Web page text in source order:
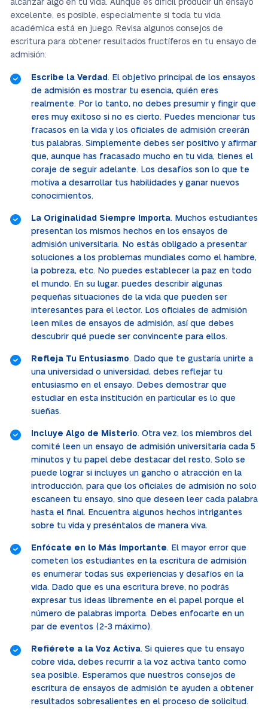
alcanzar algo en tu vida. Aunque es difícil producir un ensayo
excelente, es posible, especialmente si toda tu vida
académica está en juego. Revisa algunos consejos de
escritura para obtener resultados fructíferos en tu ensayo de
admisión:
Escribe la Verdad. El objetivo principal de los ensayos
de admisión es mostrar tu esencia, quién eres
realmente. Por lo tanto, no debes presumir y fingir que
eres muy exitoso si no es cierto. Puedes mencionar tus
fracasos en la vida y los oficiales de admisión creerán
tus palabras. Simplemente debes ser positivo y afirmar
que, aunque has fracasado mucho en tu vida, tienes el
coraje de seguir adelante. Los desafíos son lo que te
motiva a desarrollar tus habilidades y ganar nuevos
conocimientos.
La Originalidad Siempre Importa. Muchos estudiantes
presentan los mismos hechos en los ensayos de
admisión universitaria. No estás obligado a presentar
soluciones a los problemas mundiales como el hambre,
la pobreza, etc. No puedes establecer la paz en todo
el mundo. En su lugar, puedes describir algunas
pequeñas situaciones de la vida que pueden ser
interesantes para el lector. Los oficiales de admisión
leen miles de ensayos de admisión, así que debes
descubrir qué puede ser convincente para ellos.
Refleja Tu Entusiasmo. Dado que te gustaría unirte a
una universidad o universidad, debes reflejar tu
entusiasmo en el ensayo. Debes demostrar que
estudiar en esta institución en particular es lo que
sueñas.
Incluye Algo de Misterio. Otra vez, los miembros del
comité leen un ensayo de admisión universitaria cada 5
minutos y tu papel debe destacar del resto. Solo se
puede lograr si incluyes un gancho o atracción en la
introducción, para que los oficiales de admisión no solo
escaneen tu ensayo, sino que deseen leer cada palabra
hasta el final. Encuentra algunos hechos intrigantes
sobre tu vida y preséntalos de manera viva.
Enfócate en lo Más Importante. El mayor error que
cometen los estudiantes en la escritura de admisión
es enumerar todas sus experiencias y desafíos en la
vida. Dado que es una escritura breve, no podrás
expresar tus ideas libremente en el papel porque el
número de palabras importa. Debes enfocarte en un
par de eventos (2-3 máximo).
Refiérete a la Voz Activa. Si quieres que tu ensayo
cobre vida, debes recurrir a la voz activa tanto como
sea posible. Esperamos que nuestros consejos de
escritura de ensayos de admisión te ayuden a obtener
resultados sobresalientes en el proceso de solicitud.